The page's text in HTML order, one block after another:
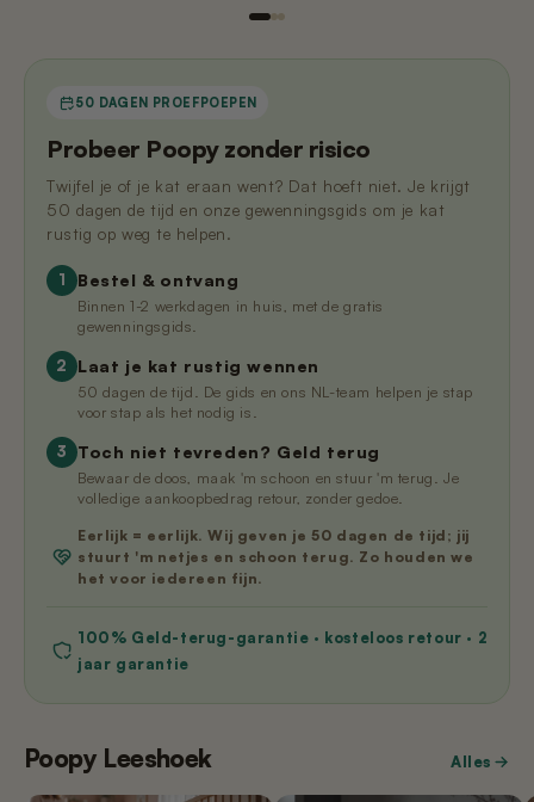
50 DAGEN PROEFPOEPEN
Probeer Poopy zonder risico
Twijfel je of je kat eraan went? Dat hoeft niet. Je krijgt
50 dagen de tijd en onze gewenningsgids om je kat
rustig op weg te helpen.
1 Bestel & ontvang
Binnen 1-2 werkdagen in huis, met de gratis
gewenningsgids.
2 Laat je kat rustig wennen
50 dagen de tijd. De gids en ons NL-team helpen je stap
voor stap als het nodig is.
3 Toch niet tevreden? Geld terug
Bewaar de doos, maak 'm schoon en stuur 'm terug. Je
volledige aankoopbedrag retour, zonder gedoe.
Eerlijk = eerlijk. Wij geven je 50 dagen de tijd; jij
stuurt 'm netjes en schoon terug. Zo houden we
het voor iedereen fijn.
100% Geld-terug-garantie · kosteloos retour · 2
jaar garantie
Poopy Leeshoek Alles